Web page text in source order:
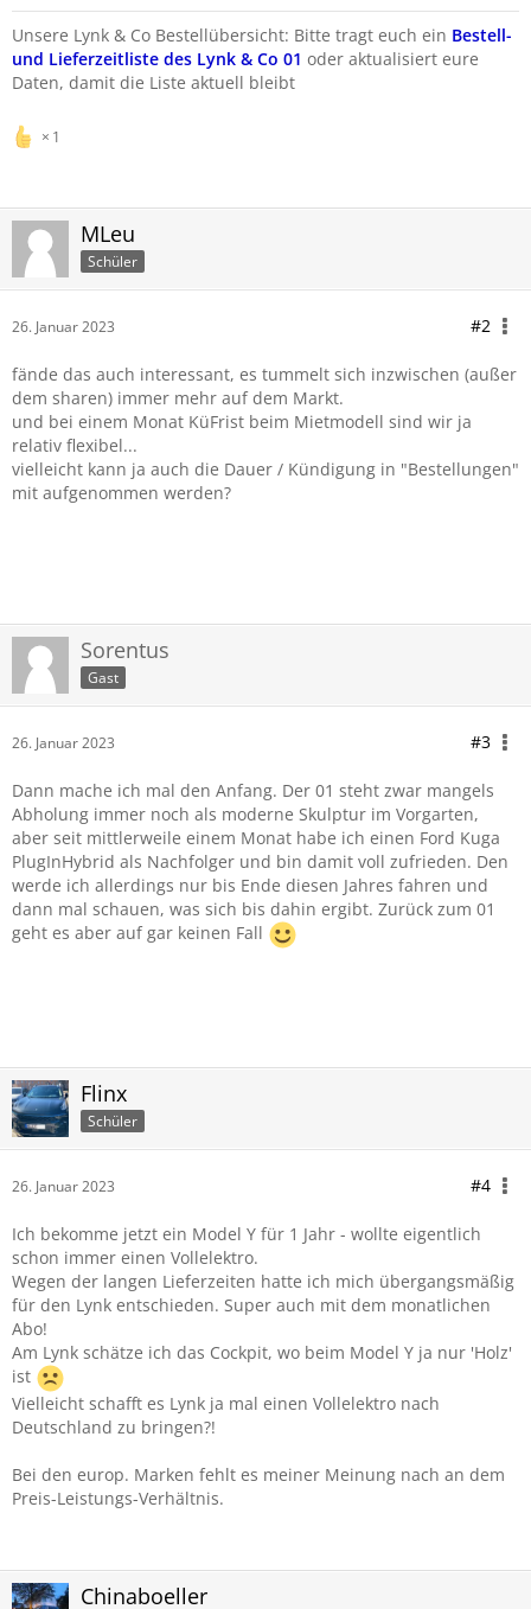
Unsere Lynk & Co Bestellübersicht: Bitte tragt euch ein Bestell-
und Lieferzeitliste des Lynk & Co 01 oder aktualisiert eure
Daten, damit die Liste aktuell bleibt
1
MLeu
Schüler
26. Januar 2023 #2
fände das auch interessant, es tummelt sich inzwischen (außer
dem sharen) immer mehr auf dem Markt.
und bei einem Monat KüFrist beim Mietmodell sind wir ja
relativ flexibel...
vielleicht kann ja auch die Dauer / Kündigung in "Bestellungen"
mit aufgenommen werden?
Sorentus
Gast
26. Januar 2023 #3
Dann mache ich mal den Anfang. Der 01 steht zwar mangels
Abholung immer noch als moderne Skulptur im Vorgarten,
aber seit mittlerweile einem Monat habe ich einen Ford Kuga
PlugInHybrid als Nachfolger und bin damit voll zufrieden. Den
werde ich allerdings nur bis Ende diesen Jahres fahren und
dann mal schauen, was sich bis dahin ergibt. Zurück zum 01
geht es aber auf gar keinen Fall
Flinx
Schüler
26. Januar 2023 #4
Ich bekomme jetzt ein Model Y für 1 Jahr - wollte eigentlich
schon immer einen Vollelektro.
Wegen der langen Lieferzeiten hatte ich mich übergangsmäßig
für den Lynk entschieden. Super auch mit dem monatlichen
Abo!
Am Lynk schätze ich das Cockpit, wo beim Model Y ja nur 'Holz'
ist
Vielleicht schafft es Lynk ja mal einen Vollelektro nach
Deutschland zu bringen?!
Bei den europ. Marken fehlt es meiner Meinung nach an dem
Preis-Leistungs-Verhältnis.
Chinaboeller